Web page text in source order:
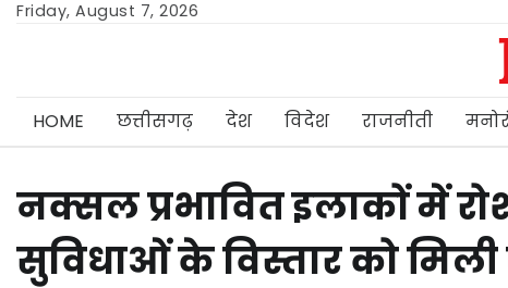
SkipFriday, August 7, 2026
HOME छत्तीसगढ़ देश विदेश राजनीती
नक्सल प्रभावित इलाकों में
सुविधाओं के विस्तार को मिली